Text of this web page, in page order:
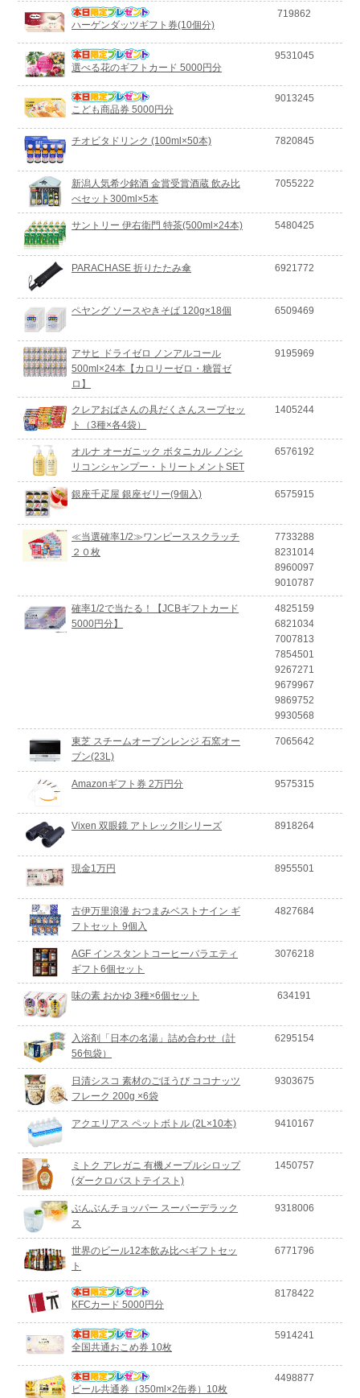
ハーゲンダッツギフト券(10個分)
719862
選べる花のギフトカード 5000円分
9531045
こども商品券 5000円分
9013245
チオビタドリンク (100ml×50本) 7820845
新潟人気希少銘酒 金賞受賞酒蔵 飲み比
べセット300ml×5本
7055222
サントリー 伊右衛門 特茶(500ml×24本) 5480425
PARACHASE 折りたたみ傘 6921772
ペヤング ソースやきそば 120g×18個 6509469
アサヒ ドライゼロ ノンアルコール
500ml×24本【カロリーゼロ・糖質ゼ
ロ】
9195969
クレアおばさんの具だくさんスープセッ
ト（3種×各4袋）
1405244
オルナ オーガニック ボタニカル ノンシ
リコンシャンプー・トリートメントSET
6576192
銀座千疋屋 銀座ゼリー(9個入) 6575915
≪当選確率1/2≫ワンピーススクラッチ
２０枚
7733288
8231014
8960097
9010787
確率1/2で当たる！【JCBギフトカード
5000円分】
4825159
6821034
7007813
7854501
9267271
9679967
9869752
9930568
東芝 スチームオーブンレンジ 石窯オー
ブン(23L)
7065642
Amazonギフト券 2万円分 9575315
Vixen 双眼鏡 アトレックIIシリーズ 8918264
現金1万円 8955501
古伊万里浪漫 おつまみベストナイン ギ
フトセット 9個入
4827684
AGF インスタントコーヒーバラエティ
ギフト6個セット
3076218
味の素 おかゆ 3種×6個セット 634191
入浴剤「日本の名湯」詰め合わせ（計
56包袋）
6295154
日清シスコ 素材のごほうび ココナッツ
フレーク 200g ×6袋
9303675
アクエリアス ペットボトル (2L×10本) 9410167
ミトク アレガニ 有機メープルシロップ
(ダークロバストテイスト)
1450757
ぶんぶんチョッパー スーパーデラック
ス
9318006
世界のビール12本飲み比べギフトセッ
ト
6771796
KFCカード 5000円分
8178422
全国共通おこめ券 10枚
5914241
ビール共通券（350ml×2缶券）10枚
4498877